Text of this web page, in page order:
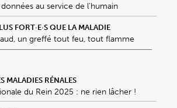
au service de l’humain
FORT·E·S QUE LA MALADIE
un greffé tout feu, tout flamme
MALADIES RÉNALES
du Rein 2025 : ne rien lâcher !